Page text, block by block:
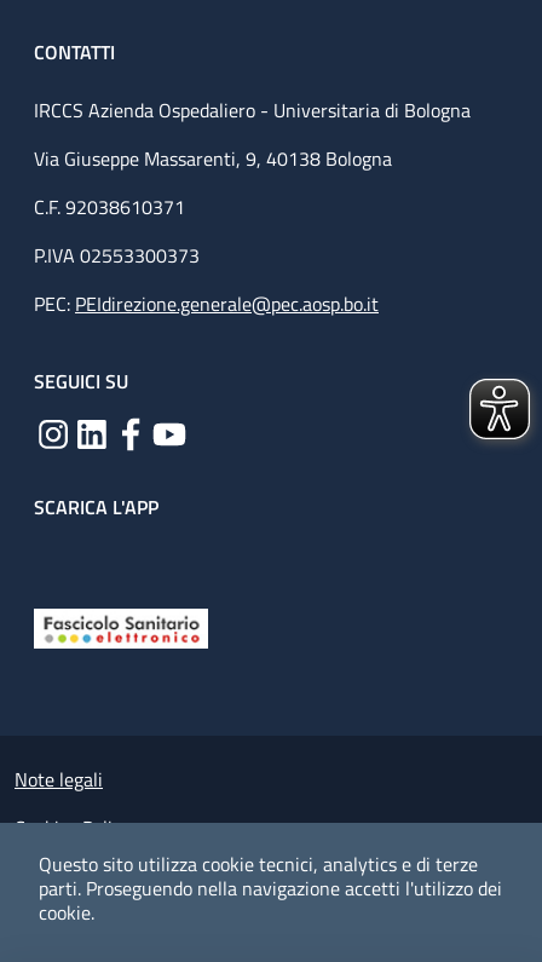
Questo sito utilizza cookie tecnici, analytics e di terze
parti. Proseguendo nella navigazione accetti l'utilizzo dei
cookie.
CONTATTI
IRCCS Azienda Ospedaliero - Universitaria di Bologna
Via Giuseppe Massarenti, 9, 40138 Bologna
C.F. 92038610371
P.IVA 02553300373
PEC: PEIdirezione.generale@pec.aosp.bo.it
SEGUICI SU
SCARICA L'APP
Small prints
Note legali
Cookies Policy
Policy privacy e protezione del dato personale
Albo pretorio on-line